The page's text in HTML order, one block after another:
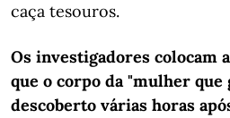
caça tesouros.
Os investigadores colocam
que o corpo da "mulher
descoberto várias horas